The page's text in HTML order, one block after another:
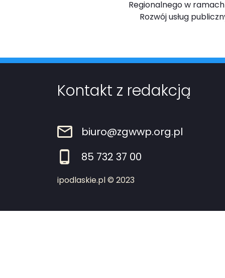
Regionalnego w
Rozwój usług
Kontakt z redakcją
biuro@zgwwp.org.pl
85 732 37 00
ipodlaskie.pl © 2023